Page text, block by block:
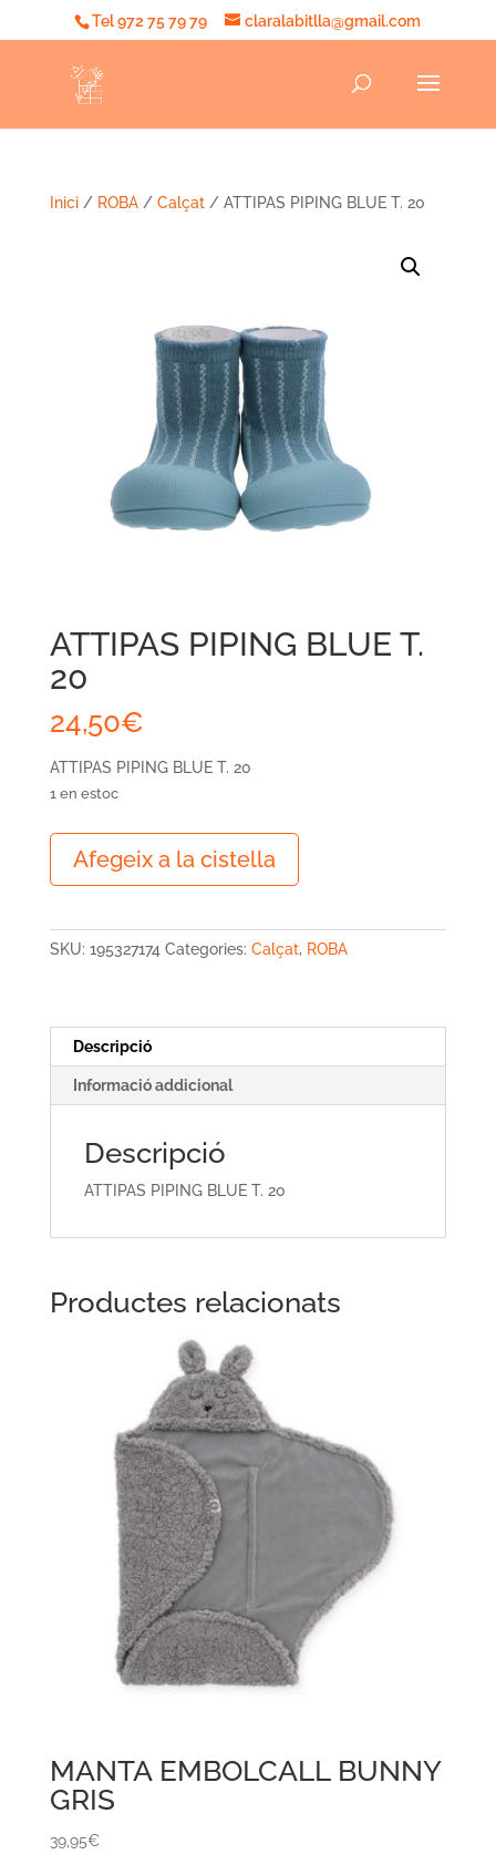
Tel 972 75 79 79 claralabitlla@gmail.com
Inici/ ROBA/ Calçat/ ATTIPAS PIPING BLUE T. 20
ATTIPAS PIPING BLUE T.
20
24,50€
ATTIPAS PIPING BLUE T. 20
1 en estoc
BLUE
Afegeix a la cistella
SKU: 195327174 Categories: Calçat, ROBA
Descripció
Informació addicional
Descripció
ATTIPAS PIPING BLUE T. 20
Productes relacionats
MANTA EMBOLCALL BUNNY
GRIS
39,95€